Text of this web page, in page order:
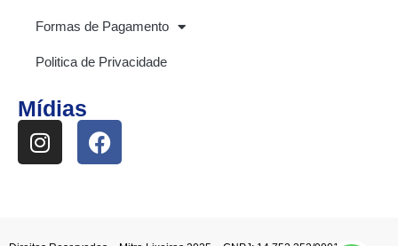
Formas de Pagamento
Politica de Privacidade
Mídias